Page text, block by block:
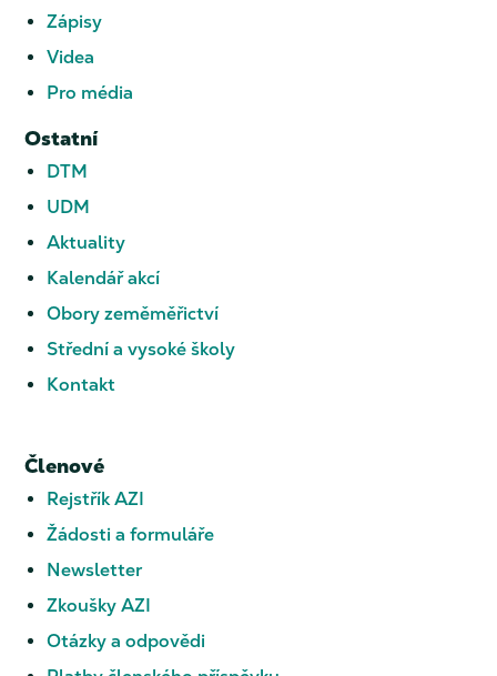
Zápisy
Videa
Pro média
Ostatní
DTM
UDM
Aktuality
Kalendář akcí
Obory zeměměřictví
Střední a vysoké školy
Kontakt
Členové
Rejstřík AZI
Žádosti a formuláře
Newsletter
Zkoušky AZI
Otázky a odpovědi